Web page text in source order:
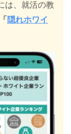
は、就活の教
「 隠れホワイ